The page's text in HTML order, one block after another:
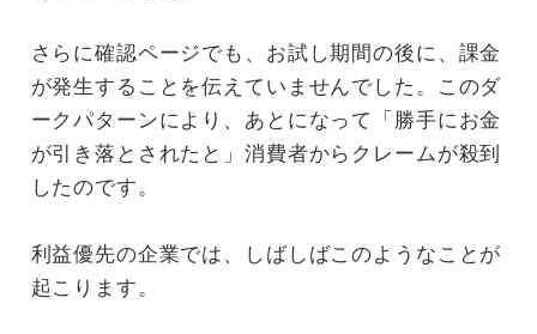
さらに確認ページでも、お試し期間の後に、課金
が発生することを伝えていませんでした。このダ
ークパターンにより、あとになって「勝手にお金
が引き落とされたと」消費者からクレームが殺到
したのです。
利益優先の企業では、しばしばこのようなことが
起こります。